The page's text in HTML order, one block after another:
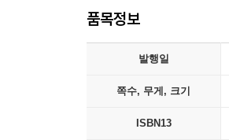
품목정보
발행일
쪽수, 무게, 크기
ISBN13